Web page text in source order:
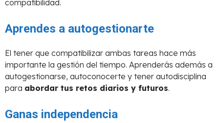
compatibilidad.
Aprendes a autogestionarte
El tener que compatibilizar ambas tareas hace más
importante la gestión del tiempo. Aprenderás además a
autogestionarse, autoconocerte y tener autodisciplina
para abordar tus retos diarios y futuros.
Ganas independencia